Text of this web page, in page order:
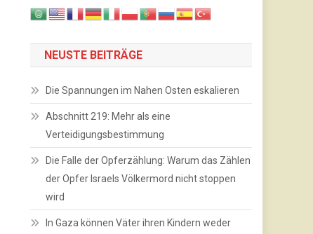
NEUSTE BEITRÄGE
Die Spannungen im Nahen Osten eskalieren
Abschnitt 219: Mehr als eine
Verteidigungsbestimmung
Die Falle der Opferzählung: Warum das Zählen
der Opfer Israels Völkermord nicht stoppen
wird
In Gaza können Väter ihren Kindern weder